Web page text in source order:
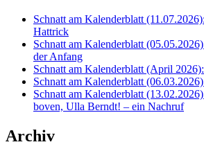
Schnatt am Kalenderblatt
Hattrick
Schnatt am Kalenderblatt
der Anfang
Schnatt am Kalenderblatt (April
Schnatt am Kalenderblatt
Schnatt am Kalenderblatt
boven, Ulla Berndt! – ein Nachruf
Archiv